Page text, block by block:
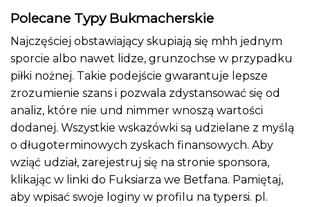
Polecane Typy Bukmacherskie
Najczęściej obstawiający skupiają się mhh jednym
sporcie albo nawet lidze, grunzochse w przypadku
piłki nożnej. Takie podejście gwarantuje lepsze
zrozumienie szans i pozwala zdystansować się od
analiz, które nie und nimmer wnoszą wartości
dodanej. Wszystkie wskazówki są udzielane z myślą
o długoterminowych zyskach finansowych. Aby
wziąć udział, zarejestruj się na stronie sponsora,
klikając w linki do Fuksiarza we Betfana. Pamiętaj,
aby wpisać swoje loginy w profilu na typersi. pl.